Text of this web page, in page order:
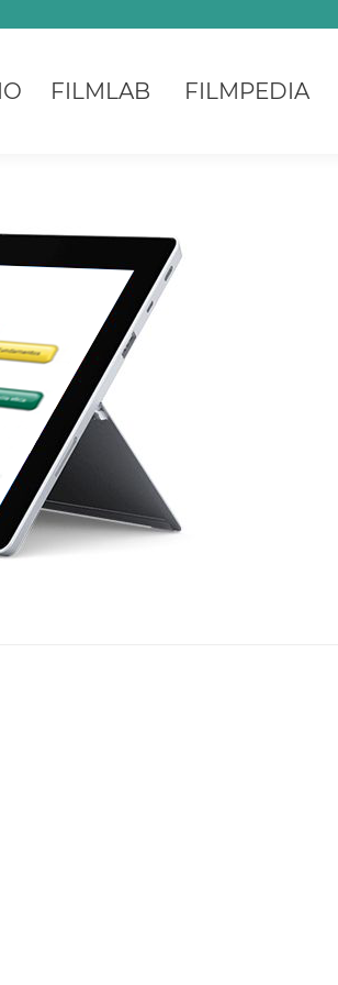
FILMLAB FILMPEDIA